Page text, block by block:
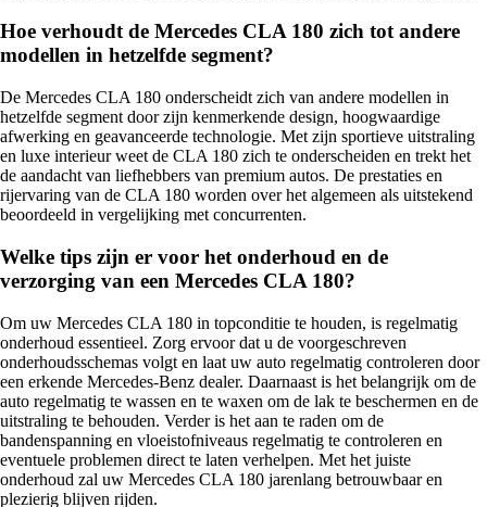
Hoe verhoudt de Mercedes CLA 180 zich tot andere
modellen in hetzelfde segment?
De Mercedes CLA 180 onderscheidt zich van andere modellen in
hetzelfde segment door zijn kenmerkende design, hoogwaardige
afwerking en geavanceerde technologie. Met zijn sportieve uitstraling
en luxe interieur weet de CLA 180 zich te onderscheiden en trekt het
de aandacht van liefhebbers van premium autos. De prestaties en
rijervaring van de CLA 180 worden over het algemeen als uitstekend
beoordeeld in vergelijking met concurrenten.
Welke tips zijn er voor het onderhoud en de
verzorging van een Mercedes CLA 180?
Om uw Mercedes CLA 180 in topconditie te houden, is regelmatig
onderhoud essentieel. Zorg ervoor dat u de voorgeschreven
onderhoudsschemas volgt en laat uw auto regelmatig controleren door
een erkende Mercedes-Benz dealer. Daarnaast is het belangrijk om de
auto regelmatig te wassen en te waxen om de lak te beschermen en de
uitstraling te behouden. Verder is het aan te raden om de
bandenspanning en vloeistofniveaus regelmatig te controleren en
eventuele problemen direct te laten verhelpen. Met het juiste
onderhoud zal uw Mercedes CLA 180 jarenlang betrouwbaar en
plezierig blijven rijden.